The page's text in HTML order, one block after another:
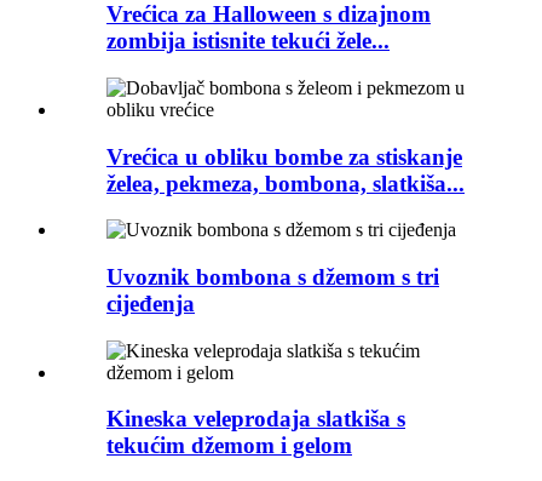
Vrećica za Halloween s dizajnom
zombija istisnite tekući žele...
Vrećica u obliku bombe za stiskanje
želea, pekmeza, bombona, slatkiša...
Uvoznik bombona s džemom s tri
cijeđenja
Kineska veleprodaja slatkiša s
tekućim džemom i gelom